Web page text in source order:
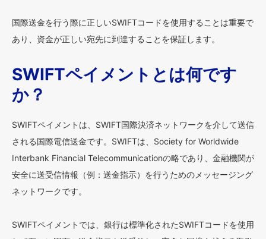
国際送金を行う際に正しいSWIFTコードを使用することは重要で
あり、資金が正しい宛先に到達することを保証します。
SWIFTペイメントとは何です
か？
SWIFTペイメントは、SWIFT国際決済ネットワークを介して送信
される国際電信送金です。SWIFTは、Society for Worldwide
Interbank Financial Telecommunicationの略であり、金融機関が
安全に送受信情報（例：送金指示）を行うためのメッセージング
ネットワークです。
SWIFTペイメントでは、銀行は標準化されたSWIFTコードを使用